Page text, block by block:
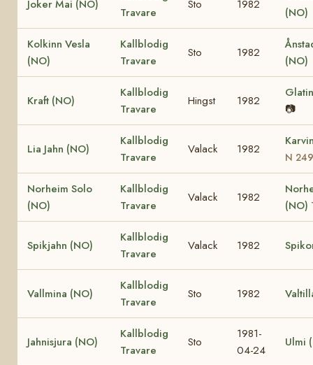
Joker Mai (NO)
Travare
Sto 1982
(NO)
Kolkinn Vesla
(NO)
Kallblodig
Travare
Sto 1982
(NO)
Kraft (NO)
Kallblodig
Travare
Hingst 1982
📷
Lia Jahn (NO)
Kallblodig
Travare
Valack 1982
N
Norheim Solo
(NO)
Kallblodig
Travare
Valack 1982
(NO)
Spikjahn (NO)
Kallblodig
Travare
Valack 1982
Vallmina (NO)
Kallblodig
Travare
Sto 1982
Jahnisjura (NO)
Kallblodig
Travare
Sto
1981-
04-24
Ulmi